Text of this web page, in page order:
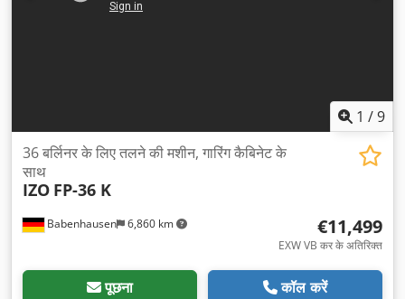
1 /9
Babenhausen 6,860 km
36 बर्लिनर के लिए तलने की मशीन, गारिंग कैबिनेट के
साथ
IZO FP-36 K
€11,499
EXW VB कर के अतिरिक्त
पूछना कॉल करें